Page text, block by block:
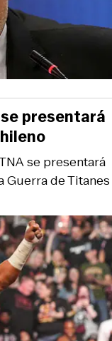
se presentará
Guerra de Titanes
presentará